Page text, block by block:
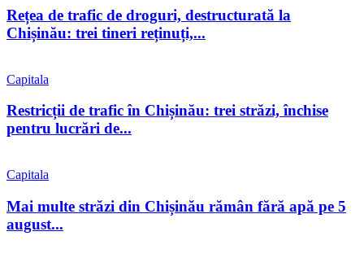
Rețea de trafic de droguri, destructurată la
Chișinău: trei tineri reținuți,...
Capitala
Restricții de trafic în Chișinău: trei străzi, închise
pentru lucrări de...
Capitala
Mai multe străzi din Chișinău rămân fără apă pe 5
august...